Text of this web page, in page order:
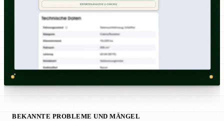
BEKANNTE PROBLEME UND MÄNGEL